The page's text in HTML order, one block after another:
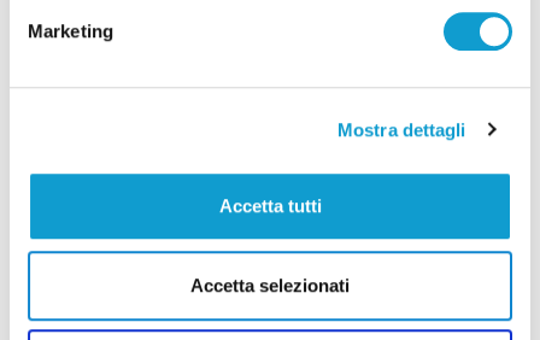
Marketing
Mostra dettagli
Accetta tutti
Accetta selezionati